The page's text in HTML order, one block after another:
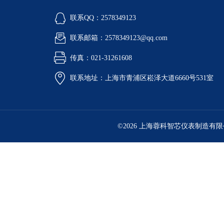
联系QQ：2578349123
联系邮箱：2578349123@qq.com
传真：021-31261608
联系地址：上海市青浦区崧泽大道6660号531室
©2026 上海蓉科智芯仪表制造有